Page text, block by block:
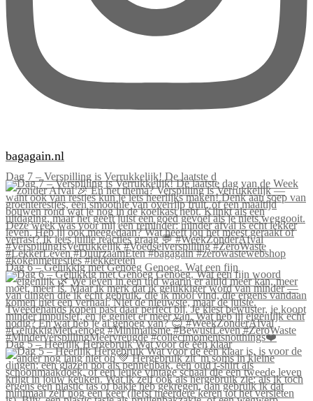
bagagain.nl
Dag 7 – Verspilling is Verrukkelijk! De laatste d
Dag 6 – Gelukkig met Genoeg Genoeg. Wat een fijn
Dag 5 – Heerlijk Hergebruik Wat voor de één klaar